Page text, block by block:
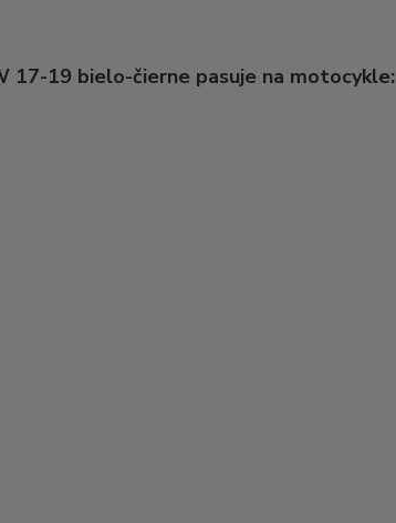
17-19 bielo-čierne pasuje na motocykle: